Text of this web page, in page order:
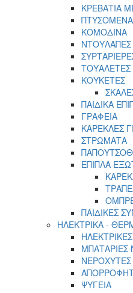
ΚΡΕΒΑΤΙΑ
ΠΤΥΣΟΜΕΝΑ
ΚΟΜΟΔΙΝΑ
ΝΤΟΥΛΑΠΕΣ
ΤΟΥΑΛΕΤΕΣ
ΚΟΥΚΕΤΕΣ
ΠΑΙΔΙΚΑ
ΓΡΑΦΕΙΑ
ΚΑΡΕΚΛΕΣ
ΣΤΡΩΜΑΤΑ
ΕΠΙΠΛΑ
ΠΑΙΔΙΚΕΣ
ΗΛΕΚΤΡΙΚΑ -
ΝΕΡΟΧΥΤΕΣ
ΨΥΓΕΙΑ